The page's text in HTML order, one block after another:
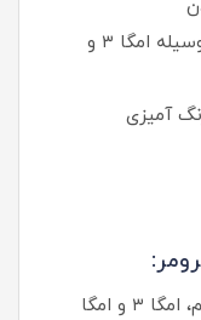
استحکام‌ بخشی به تارهای مو به‌ وسیله امگا ۳ و
آمیزی
روغن کنجد: سرشار از فسفر، کلسیم، امگا ۳ و امگا